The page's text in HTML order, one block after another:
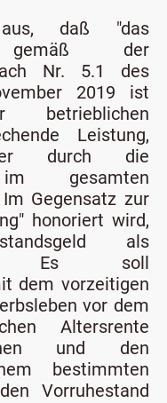
daß "das
gemäß der
Nr. 5.1 des
2019 ist
Leistung,
durch die
im gesamten
Gegensatz zur
honoriert wird,
als
soll
dem vorzeitigen
vor dem
Altersrente
und den
bestimmten
Vorruhestand